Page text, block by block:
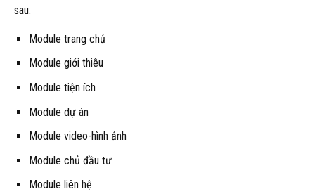
sau:
Module trang chủ
Module giới thiêu
Module tiện ích
Module dự án
Module video-hình ảnh
Module chủ đầu tư
Module liên hệ